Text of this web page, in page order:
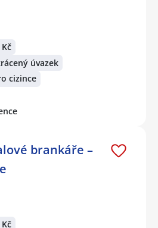
úvazek
cizince
brankáře –